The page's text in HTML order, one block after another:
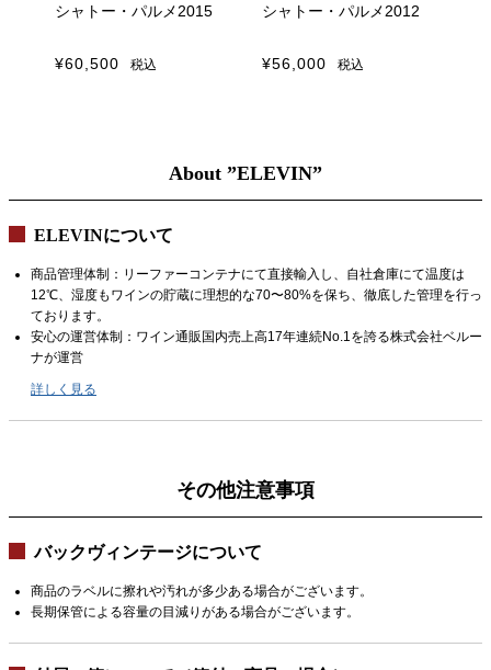
シャトー・パルメ2015
¥60,500 税込
シャトー・パルメ2012
¥56,000 税込
About ”ELEVIN”
ELEVINについて
商品管理体制：リーファーコンテナにて直接輸入し、自社倉庫にて温度は
12℃、湿度もワインの貯蔵に理想的な70〜80%を保ち、徹底した管理を行っ
ております。
安心の運営体制：ワイン通販国内売上高17年連続No.1を誇る株式会社ベルー
ナが運営
詳しく見る
その他注意事項
バックヴィンテージについて
商品のラベルに擦れや汚れが多少ある場合がございます。
長期保管による容量の目減りがある場合がございます。